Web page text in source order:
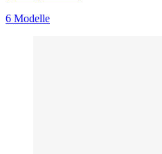
6 Modelle